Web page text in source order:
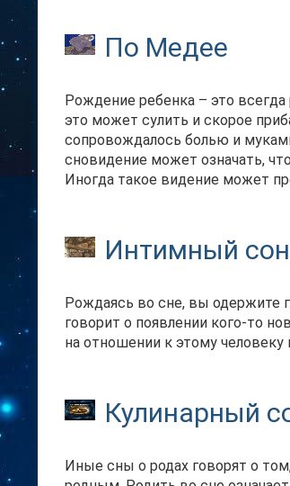
По Медее
Рождение ребенка – это
это может сулить и скорое
сопровождалось болью и
сновидение может означать,
Иногда такое видение может
Интимный
Рождаясь во сне, вы одержите
говорит о появлении кого-то
на отношении к этому человеку
Кулинарный
Иные сны о родах говорят о